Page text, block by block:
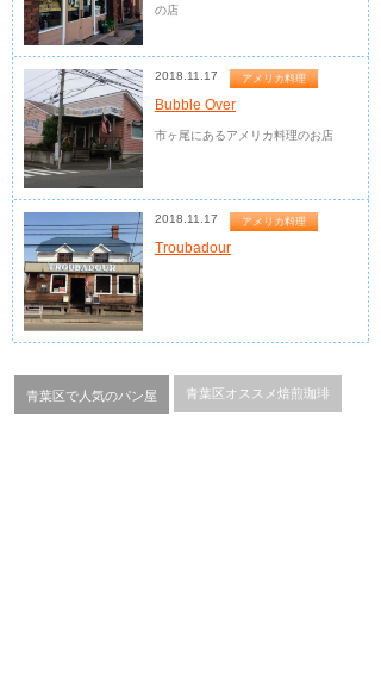
の店
2018.11.17 アメリカ料理
Bubble Over
市ヶ尾にあるアメリカ料理のお店
2018.11.17 アメリカ料理
Troubadour
青葉区で人気のパン屋 青葉区オススメ焙煎珈琲